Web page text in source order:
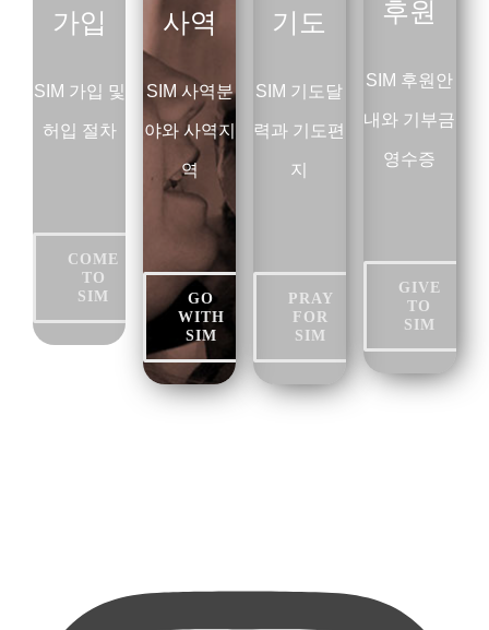
가입
SIM 가입 및
허입 절차
COME
TO
SIM
사역
SIM 사역분
야와 사역지
역
GO
WITH
SIM
기도
SIM 기도달
력과 기도편
지
PRAY
FOR
SIM
후원
SIM 후원안
내와 기부금
영수증
GIVE
TO
SIM